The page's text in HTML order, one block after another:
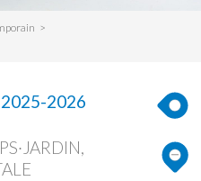
2025-2026